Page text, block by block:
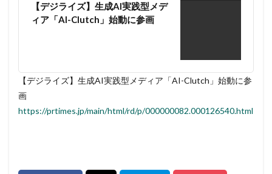
【デジライズ】生成AI実践型メデ
ィア「AI-Clutch」始動に参画
【デジライズ】生成AI実践型メディア「AI-Clutch」始動に参
画
https://prtimes.jp/main/html/rd/p/000000082.000126540.html